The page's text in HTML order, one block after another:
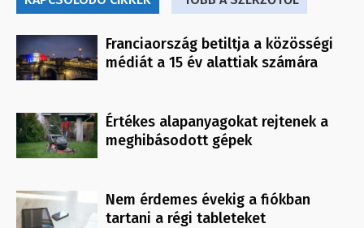
Franciaország betiltja a közösségi
médiát a 15 év alattiak számára
Értékes alapanyagokat rejtenek a
meghibásodott gépek
Nem érdemes évekig a fiókban
tartani a régi tableteket